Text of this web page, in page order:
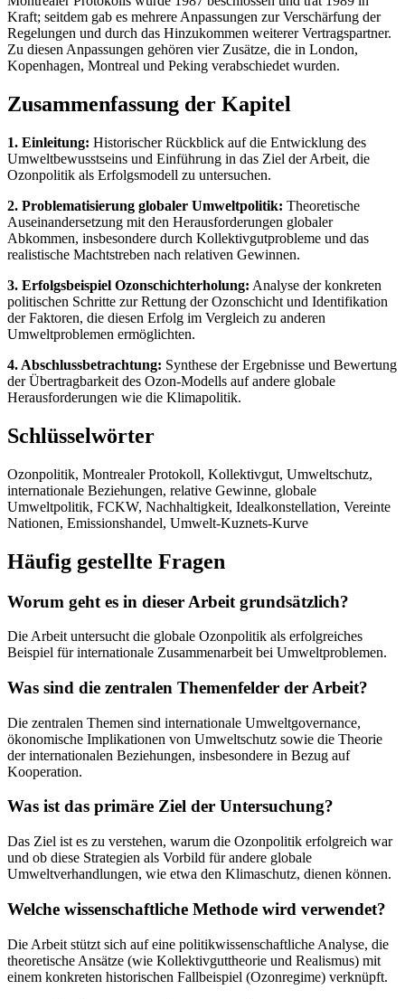
Kraft; seitdem gab es mehrere Anpassungen zur Verschärfung der
Regelungen und durch das Hinzukommen weiterer Vertragspartner.
Zu diesen Anpassungen gehören vier Zusätze, die in London,
Kopenhagen, Montreal und Peking verabschiedet wurden.
Zusammenfassung der Kapitel
1. Einleitung: Historischer Rückblick auf die Entwicklung des
Umweltbewusstseins und Einführung in das Ziel der Arbeit, die
Ozonpolitik als Erfolgsmodell zu untersuchen.
2. Problematisierung globaler Umweltpolitik: Theoretische
Auseinandersetzung mit den Herausforderungen globaler
Abkommen, insbesondere durch Kollektivgutprobleme und das
realistische Machtstreben nach relativen Gewinnen.
3. Erfolgsbeispiel Ozonschichterholung: Analyse der konkreten
politischen Schritte zur Rettung der Ozonschicht und Identifikation
der Faktoren, die diesen Erfolg im Vergleich zu anderen
Umweltproblemen ermöglichten.
4. Abschlussbetrachtung: Synthese der Ergebnisse und Bewertung
der Übertragbarkeit des Ozon-Modells auf andere globale
Herausforderungen wie die Klimapolitik.
Schlüsselwörter
Ozonpolitik, Montrealer Protokoll, Kollektivgut, Umweltschutz,
internationale Beziehungen, relative Gewinne, globale
Umweltpolitik, FCKW, Nachhaltigkeit, Idealkonstellation, Vereinte
Nationen, Emissionshandel, Umwelt-Kuznets-Kurve
Häufig gestellte Fragen
Worum geht es in dieser Arbeit grundsätzlich?
Die Arbeit untersucht die globale Ozonpolitik als erfolgreiches
Beispiel für internationale Zusammenarbeit bei Umweltproblemen.
Was sind die zentralen Themenfelder der Arbeit?
Die zentralen Themen sind internationale Umweltgovernance,
ökonomische Implikationen von Umweltschutz sowie die Theorie
der internationalen Beziehungen, insbesondere in Bezug auf
Kooperation.
Was ist das primäre Ziel der Untersuchung?
Das Ziel ist es zu verstehen, warum die Ozonpolitik erfolgreich war
und ob diese Strategien als Vorbild für andere globale
Umweltverhandlungen, wie etwa den Klimaschutz, dienen können.
Welche wissenschaftliche Methode wird verwendet?
Die Arbeit stützt sich auf eine politikwissenschaftliche Analyse, die
theoretische Ansätze (wie Kollektivguttheorie und Realismus) mit
einem konkreten historischen Fallbeispiel (Ozonregime) verknüpft.